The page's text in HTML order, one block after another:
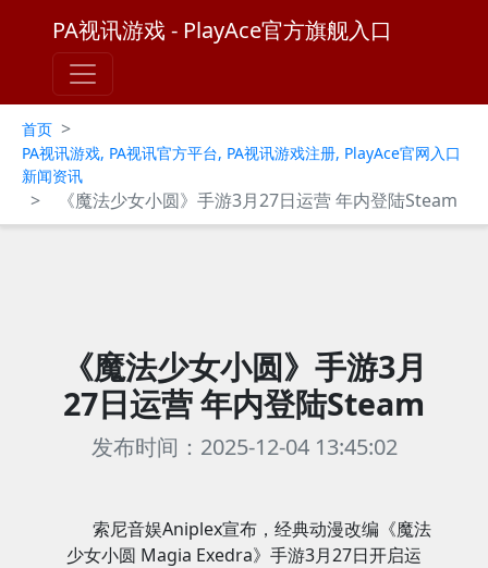
PA视讯游戏 - PlayAce官方旗舰入口
首页 >
PA视讯游戏, PA视讯官方平台, PA视讯游戏注册, PlayAce官网入口
新闻资讯
> 《魔法少女小圆》手游3月27日运营 年内登陆Steam
《魔法少女小圆》手游3月
27日运营 年内登陆Steam
发布时间：2025-12-04 13:45:02
索尼音娱Aniplex宣布，经典动漫改编《魔法
少女小圆 Magia Exedra》手游3月27日开启运